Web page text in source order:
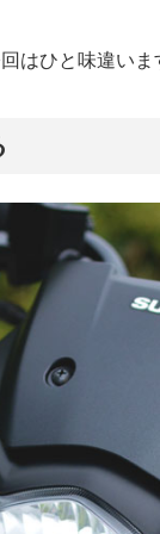
はひと味違いま